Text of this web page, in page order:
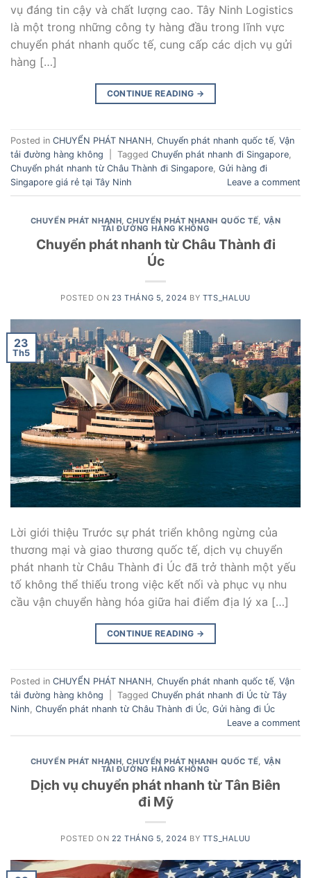
vụ đáng tin cậy và chất lượng cao. Tây Ninh Logistics
là một trong những công ty hàng đầu trong lĩnh vực
chuyển phát nhanh quốc tế, cung cấp các dịch vụ gửi
hàng […]
CONTINUE READING →
Posted in CHUYỂN PHÁT NHANH, Chuyển phát nhanh quốc tế, Vận
tải đường hàng không
Tagged Chuyển phát nhanh đi Singapore,
Chuyển phát nhanh từ Châu Thành đi Singapore, Gửi hàng đi
Singapore giá rẻ tại Tây Ninh
Leave a comment
CHUYỂN PHÁT NHANH ,CHUYỂN PHÁT NHANH QUỐC TẾ VẬN
TẢI ĐƯỜNG HÀNG KHÔNG
Chuyển phát nhanh từ Châu Thành đi
Úc
POSTED ON 23 THÁNG 5, 2024 BY TTS_HALUU
23
Th5
Lời giới thiệu Trước sự phát triển không ngừng của
thương mại và giao thương quốc tế, dịch vụ chuyển
phát nhanh từ Châu Thành đi Úc đã trở thành một yếu
tố không thể thiếu trong việc kết nối và phục vụ nhu
cầu vận chuyển hàng hóa giữa hai điểm địa lý xa […]
CONTINUE READING →
Posted in CHUYỂN PHÁT NHANH Chuyển phát nhanh quốc tế Vận
tải đường hàng không
Tagged Chuyển phát nhanh đi Úc từ Tây
Ninh Chuyển phát nhanh từ Châu Thành đi Úc Gửi hàng đi Úc
Leave a comment
CHUYỂN PHÁT NHANH ,CHUYỂN PHÁT NHANH QUỐC TẾ VẬN
TẢI ĐƯỜNG HÀNG KHÔNG
Dịch vụ chuyển phát nhanh từ Tân Biên
đi Mỹ
POSTED ON 22 THÁNG 5, 2024 BY TTS_HALUU